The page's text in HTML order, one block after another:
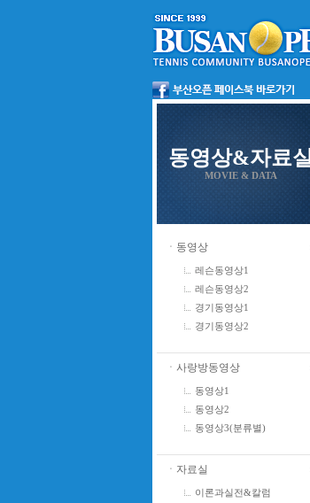
동영상&자료실
MOVIE & DATA
ㆍ동영상
레슨동영상1
레슨동영상2
경기동영상1
경기동영상2
ㆍ사랑방동영상
동영상1
동영상2
동영상3(분류별)
ㆍ자료실
이론과실전&칼럼